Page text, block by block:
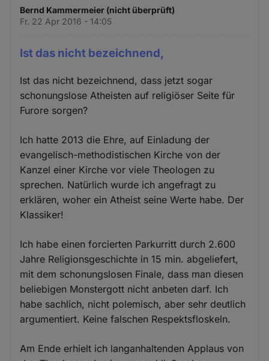
Bernd Kammermeier (nicht überprüft)
Fr. 22 Apr 2016 - 14:05
Ist das nicht bezeichnend,
Ist das nicht bezeichnend, dass jetzt sogar
schonungslose Atheisten auf religiöser Seite für
Furore sorgen?
Ich hatte 2013 die Ehre, auf Einladung der
evangelisch-methodistischen Kirche von der
Kanzel einer Kirche vor viele Theologen zu
sprechen. Natürlich wurde ich angefragt zu
erklären, woher ein Atheist seine Werte habe. Der
Klassiker!
Ich habe einen forcierten Parkurritt durch 2.600
Jahre Religionsgeschichte in 15 min. abgeliefert,
mit dem schonungslosen Finale, dass man diesen
beliebigen Monstergott nicht anbeten darf. Ich
habe sachlich, nicht polemisch, aber sehr deutlich
argumentiert. Keine falschen Respektsfloskeln.
Am Ende erhielt ich langanhaltenden Applaus von